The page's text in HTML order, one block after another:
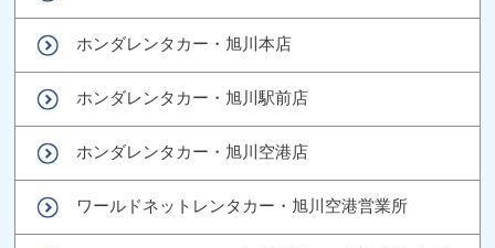
ホンダレンタカー・旭川本店
ホンダレンタカー・旭川駅前店
ホンダレンタカー・旭川空港店
ワールドネットレンタカー・旭川空港営業所